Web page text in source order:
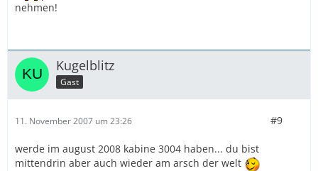
nehmen!
Kugelblitz
Gast
11. November 2007 um 23:26 #9
werde im august 2008 kabine 3004 haben... du bist
mittendrin aber auch wieder am arsch der welt